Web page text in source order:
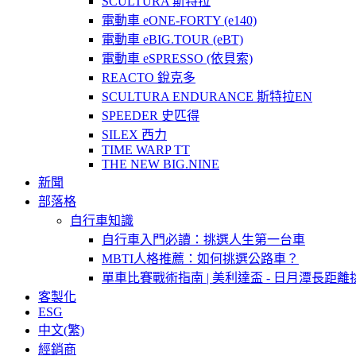
電動車 eONE-FORTY (e140)
電動車 eBIG.TOUR (eBT)
電動車 eSPRESSO (依貝索)
REACTO 銳克多
SCULTURA ENDURANCE 斯特拉EN
SPEEDER 史匹得
SILEX 西力
TIME WARP TT
THE NEW BIG.NINE
新聞
部落格
自行車知識
自行車入門必讀：挑選人生第一台車
MBTI人格推薦：如何挑選公路車？
單車比賽戰術指南 | 美利達盃 - 日月潭長距離
客製化
ESG
中文(繁)
經銷商